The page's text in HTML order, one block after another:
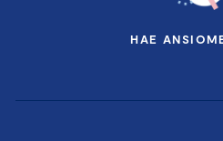
HAE